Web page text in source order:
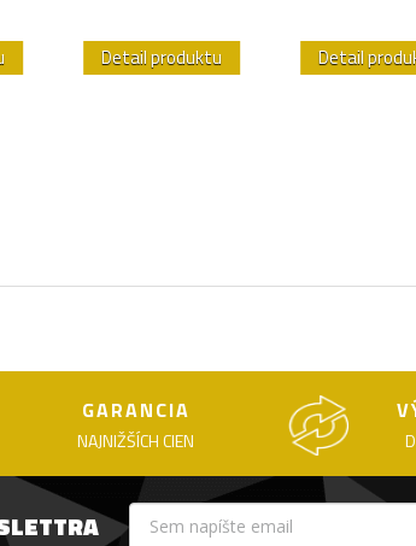
Detail produktu Detail
GARANCIA
NAJNIŽŠÍCH CIEN